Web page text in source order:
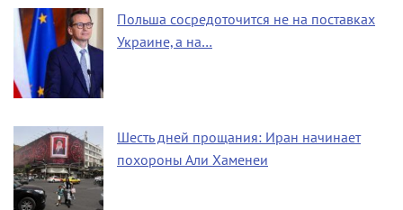
Польша сосредоточится не на поставках
Украине, а на…
Шесть дней прощания: Иран начинает
похороны Али Хаменеи